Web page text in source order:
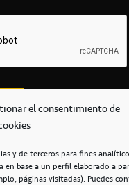
el consentimiento de
y de terceros para fines
en base a un perfil elaborado a
páginas visitadas). Puedes
secretaria@cbcanarias.es